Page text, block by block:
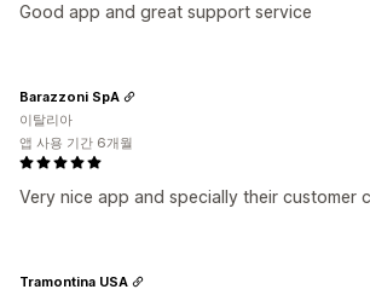
Good app and great support service
Very nice app and specially their customer
Barazzoni SpA
이탈리아
앱 사용 기간 6개월
Tramontina USA